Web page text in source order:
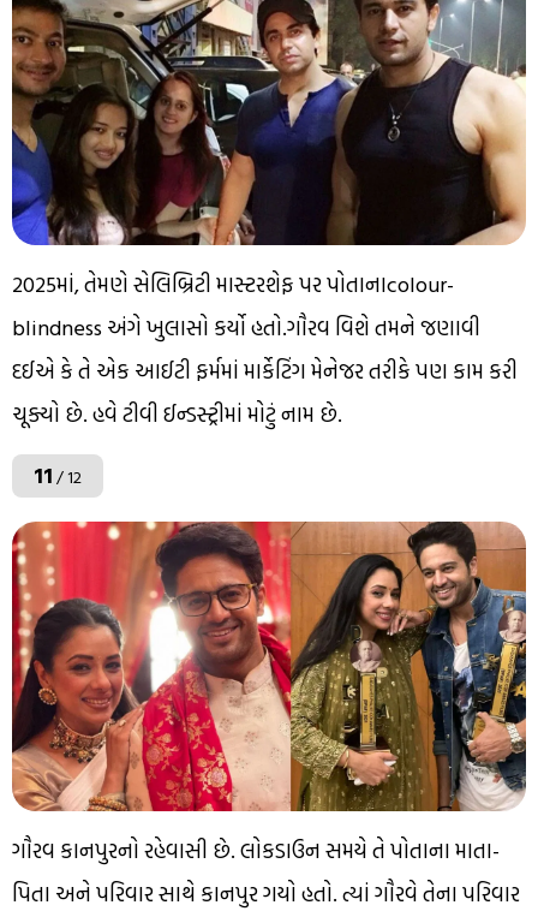
2025માં, તેમણે સેલિબ્રિટી માસ્ટરશેફ પર પોતાનાcolour-
blindness અંગે ખુલાસો કર્યો હતો.ગૌરવ વિશે તમને જણાવી
દઈએ કે તે એક આઈટી ફર્મમાં માર્કેટિંગ મેનેજર તરીકે પણ કામ કરી
ચૂક્યો છે. હવે ટીવી ઈન્ડસ્ટ્રીમાં મોટું નામ છે.
11/ 12
ગૌરવ કાનપુરનો રહેવાસી છે. લોકડાઉન સમયે તે પોતાના માતા-
પિતા અને પરિવાર સાથે કાનપુર ગયો હતો. ત્યાં ગૌરવે તેના પરિવાર